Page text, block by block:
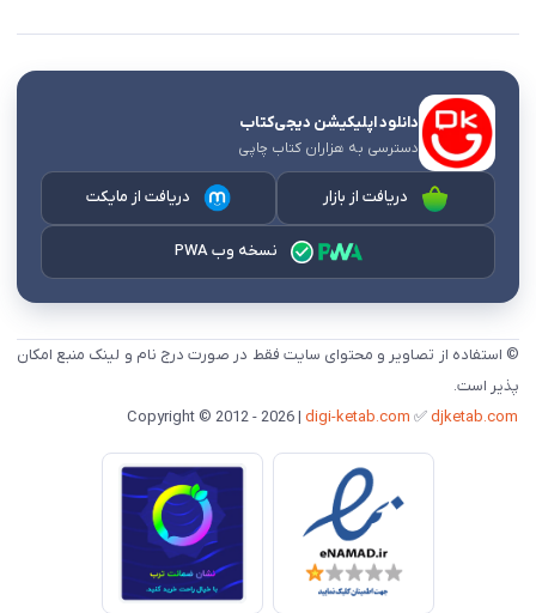
دانلود اپلیکیشن دیجی‌کتاب
دسترسی به هزاران کتاب چاپی
دریافت از بازار دریافت از مایکت
نسخه وب PWA
© استفاده از تصاویر و محتوای سایت فقط در صورت درج نام و لینک منبع امکان
پذیر است.
digi-ketab.com ✅djketab.com